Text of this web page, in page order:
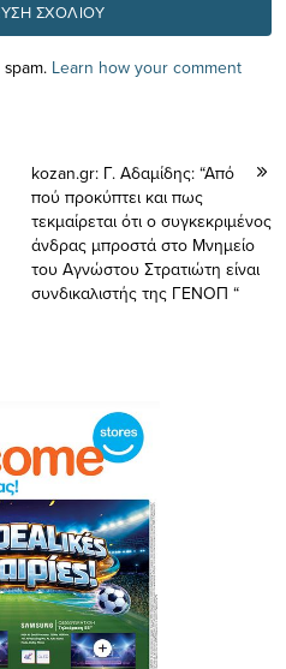
Learn how your comment
kozan.gr: Γ. Αδαμίδης: “Από
πού προκύπτει και πως
τεκμαίρεται ότι ο συγκεκριμένος
άνδρας μπροστά στο Μνημείο
του Αγνώστου Στρατιώτη είναι
συνδικαλιστής της ΓΕΝΟΠ “